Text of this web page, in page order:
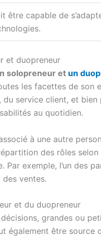
être capable de
et duopreneur
solopreneur et un
les facettes de son
service client, et
au quotidien.
à une autre
des rôles
exemple, l’un des
des ventes.
et du duopreneur
grandes ou
également être source